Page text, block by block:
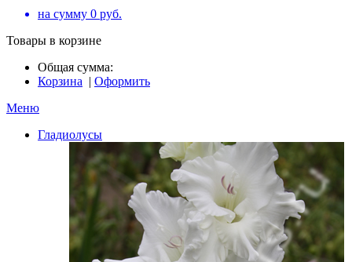
на сумму 0 руб.
Товары в корзине
Общая сумма:
Корзина | Оформить
Меню
Гладиолусы